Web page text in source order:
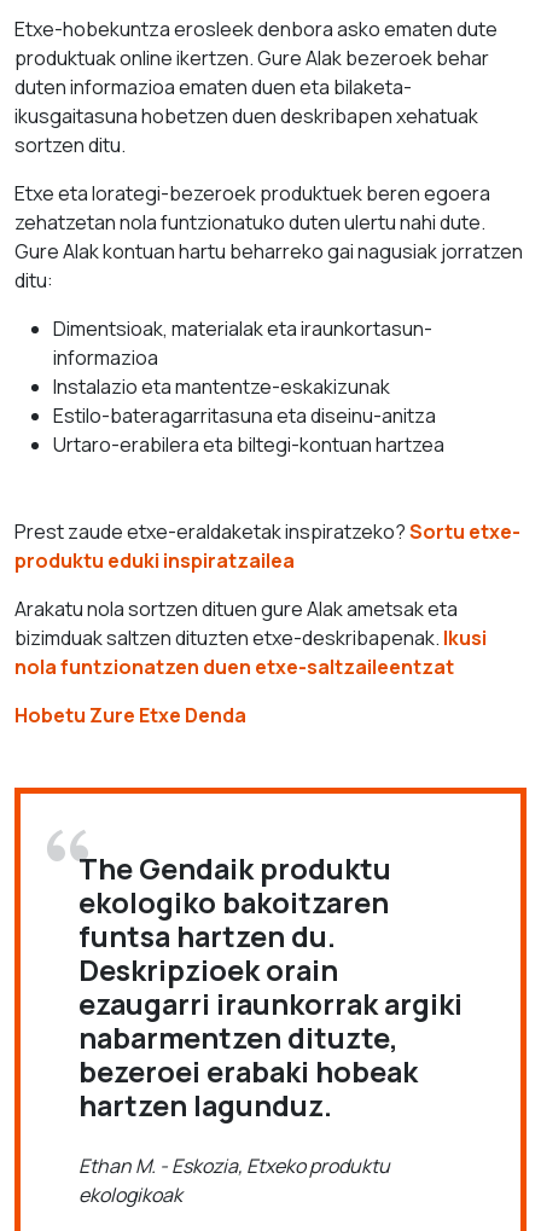
Etxe-hobekuntza erosleek denbora asko ematen dute
produktuak online ikertzen. Gure AIak bezeroek behar
duten informazioa ematen duen eta bilaketa-
ikusgaitasuna hobetzen duen deskribapen xehatuak
sortzen ditu.
Etxe eta lorategi-bezeroek produktuek beren egoera
zehatzetan nola funtzionatuko duten ulertu nahi dute.
Gure AIak kontuan hartu beharreko gai nagusiak jorratzen
ditu:
Dimentsioak, materialak eta iraunkortasun-
informazioa
Instalazio eta mantentze-eskakizunak
Estilo-bateragarritasuna eta diseinu-anitza
Urtaro-erabilera eta biltegi-kontuan hartzea
Prest zaude etxe-eraldaketak inspiratzeko?Sortu etxe-
produktu eduki inspiratzailea
Arakatu nola sortzen dituen gure AIak ametsak eta
bizimduak saltzen dituzten etxe-deskribapenak. Ikusi
nola funtzionatzen duen etxe-saltzaileentzat
Hobetu Zure Etxe Denda
The Gendaik produktu
ekologiko bakoitzaren
funtsa hartzen du.
Deskripzioek orain
ezaugarri iraunkorrak argiki
nabarmentzen dituzte,
bezeroei erabaki hobeak
hartzen lagunduz.
Ethan M. - Eskozia, Etxeko produktu
ekologikoak